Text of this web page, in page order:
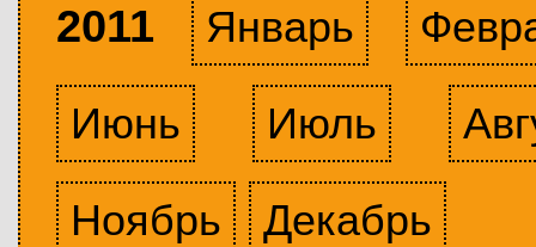
2011 Январь
Июнь
Июль
Ноябрь
Декабрь